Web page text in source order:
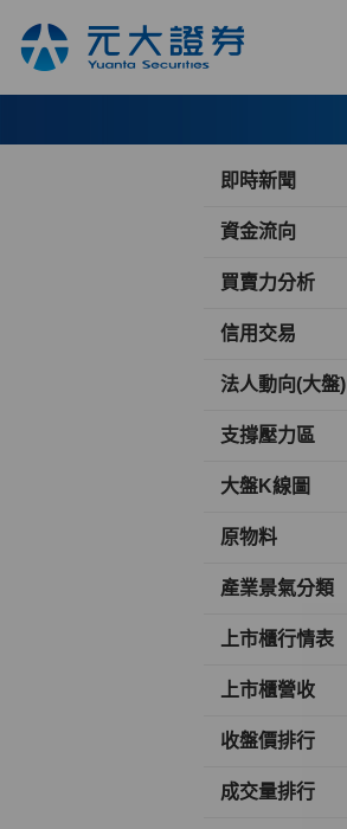
即時新聞
資金流向
買賣力分析
信用交易
法人動向(大盤)
支撐壓力區
大盤K線圖
原物料
產業景氣分類
上市櫃行情表
上市櫃營收
收盤價排行
成交量排行